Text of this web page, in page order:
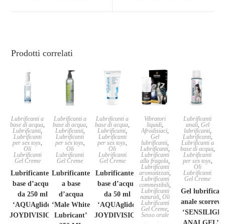
Prodotti correlati
Lubrificanti a
base di acqua,
Lubrificanti,
Lubrificanti
per sex toys,
Oli
Lubrificanti
Gel Creme
Lubrificante a
base d’acqua
da 250 ml
‘AQUAglide’
JOYDIVISION
Lubrificanti a
base di acqua,
Lubrificanti,
Lubrificanti
per sex toys,
Oli
Lubrificanti
Gel Creme
Lubrificante
a base
d’acqua
‘Male White
Lubricant’
Lubrificanti a
base di acqua,
Lubrificanti,
Lubrificanti
per sex toys,
Oli
Lubrificanti
Gel Creme
Lubrificante a
base d’acqua
da 50 ml
‘AQUAglide’
JOYDIVISION
Vibratori
liquidi,
Afrodisiaci,
Gel
lubrificanti,
Lubrificanti,
Lubrificanti
alla fragola,
Lubrificanti
aromatizzati,
Lubrificanti
commestibili,
Lubrificanti
naturali,Oli
Lubrificanti
Gel Creme,
Sesso orale
Lubrificanti
anali, Gel
lubrificanti,
Lubrificanti,
Lubrificanti a
base di acqua,
Lubrificanti
per sex toys,
Oli
Lubrificanti
Gel Creme
Gel
anale